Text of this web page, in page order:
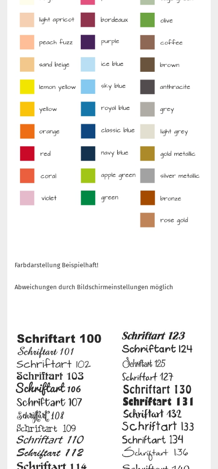
Farbdarstellung Beispielhaft!
Abweichungen durch Bildschirmeinstellungen möglich